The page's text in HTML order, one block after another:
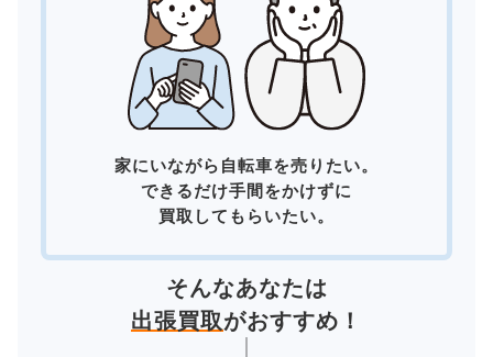
家にいながら自転車を売りたい。
できるだけ手間をかけずに
買取してもらいたい。
そんなあなたは
出張買取がおすすめ！